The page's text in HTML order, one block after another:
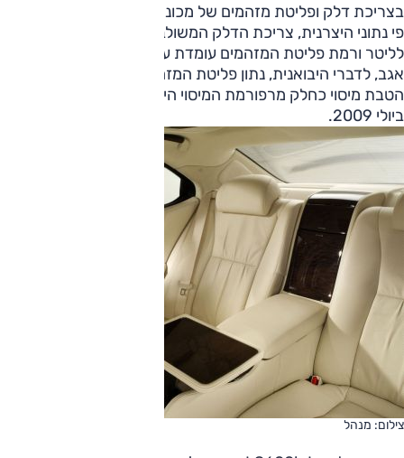
בצריכת דלק ופליטת מזהמים של מכונית עם מנוע קטן יותר; על
אגב, לדברי היבואנית, נתון פליטת המזהמים צפוי להעניק לרכב
הטבת מיסוי כחלק מרפורמת המיסוי הירוק אשר תיכנס לתוקף
ביולי 2009.
צילום: מנהל